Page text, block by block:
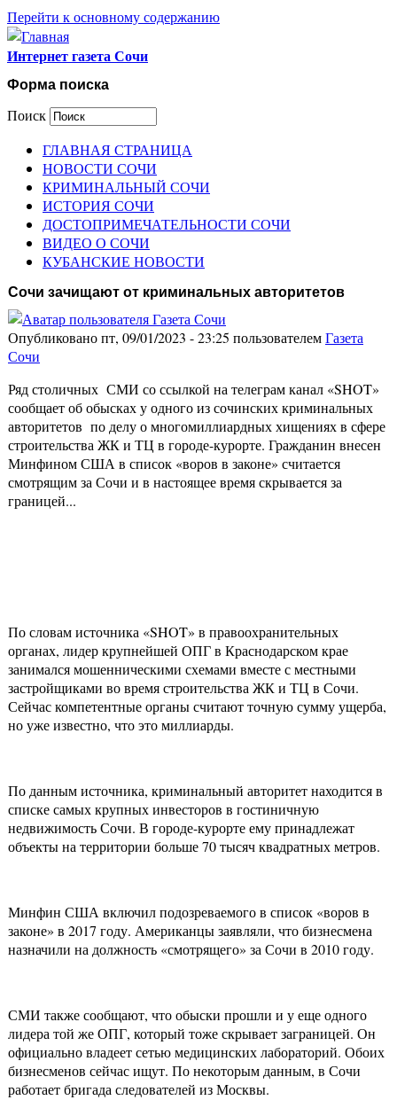
Перейти к основному содержанию
Интернет газета Сочи
Форма поиска
Поиск
ГЛАВНАЯ СТРАНИЦА
НОВОСТИ СОЧИ
КРИМИНАЛЬНЫЙ СОЧИ
ИСТОРИЯ СОЧИ
ДОСТОПРИМЕЧАТЕЛЬНОСТИ СОЧИ
ВИДЕО О СОЧИ
КУБАНСКИЕ НОВОСТИ
Сочи зачищают от криминальных авторитетов
Опубликовано пт, 09/01/2023 - 23:25 пользователемГазета
Сочи
Ряд столичных СМИ со ссылкой на телеграм канал «SHOT»
сообщает об обысках у одного из сочинских криминальных
авторитетов по делу о многомиллиардных хищениях в сфере
строительства ЖК и ТЦ в городе-курорте. Гражданин внесен
Минфином США в список «воров в законе» считается
смотрящим за Сочи и в настоящее время скрывается за
границей...
По словам источника «SHOT» в правоохранительных
органах, лидер крупнейшей ОПГ в Краснодарском крае
занимался мошенническими схемами вместе с местными
застройщиками во время строительства ЖК и ТЦ в Сочи.
Сейчас компетентные органы считают точную сумму ущерба,
но уже известно, что это миллиарды.
По данным источника, криминальный авторитет находится в
списке самых крупных инвесторов в гостиничную
недвижимость Сочи. В городе-курорте ему принадлежат
объекты на территории больше 70 тысяч квадратных метров.
Минфин США включил подозреваемого в список «воров в
законе» в 2017 году. Американцы заявляли, что бизнесмена
назначили на должность «смотрящего» за Сочи в 2010 году.
СМИ также сообщают, что обыски прошли и у еще одного
лидера той же ОПГ, который тоже скрывает заграницей. Он
официально владеет сетью медицинских лабораторий. Обоих
бизнесменов сейчас ищут. По некоторым данным, в Сочи
работает бригада следователей из Москвы.